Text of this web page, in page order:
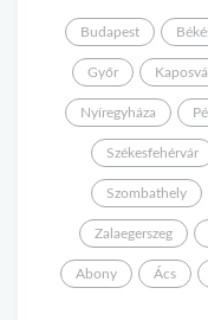
Budapest
Győr
Nyíregyháza
Székesfehérvár
Szombathely
Zalaegerszeg
Abony Ács